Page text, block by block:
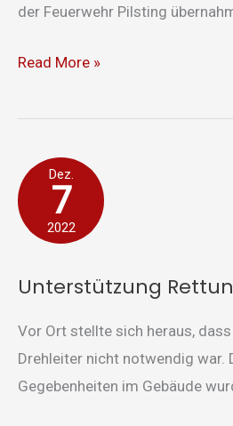
der Feuerwehr Pilsting
Read More »
Dez.
7
2022
Unterstützung
Vor Ort stellte sich heraus,
Drehleiter nicht notwendig war.
Gegebenheiten im Gebäude
Unterstützung
Rettungsdienst